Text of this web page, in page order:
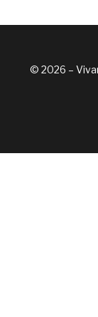
© 2026 –